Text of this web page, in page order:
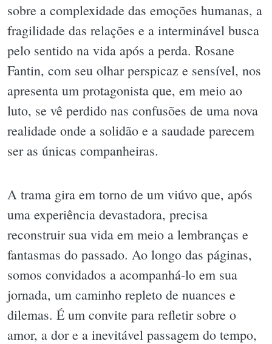
sobre a complexidade das emoções humanas, a
fragilidade das relações e a interminável busca
pelo sentido na vida após a perda. Rosane
Fantin, com seu olhar perspicaz e sensível, nos
apresenta um protagonista que, em meio ao
luto, se vê perdido nas confusões de uma nova
realidade onde a solidão e a saudade parecem
ser as únicas companheiras.
A trama gira em torno de um viúvo que, após
uma experiência devastadora, precisa
reconstruir sua vida em meio a lembranças e
fantasmas do passado. Ao longo das páginas,
somos convidados a acompanhá-lo em sua
jornada, um caminho repleto de nuances e
dilemas. É um convite para refletir sobre o
amor, a dor e a inevitável passagem do tempo,